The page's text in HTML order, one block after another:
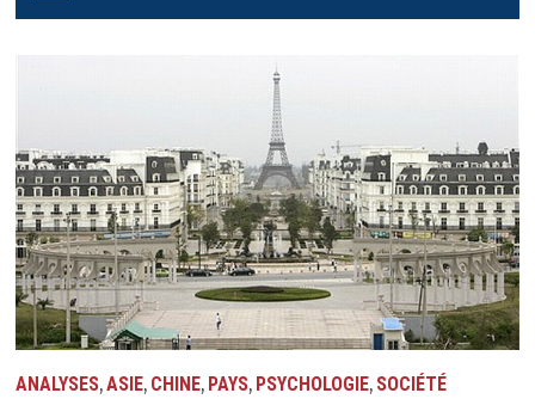
ANALYSES,ASIE, CHINE, PAYS, PSYCHOLOGIE, SOCIÉTÉ